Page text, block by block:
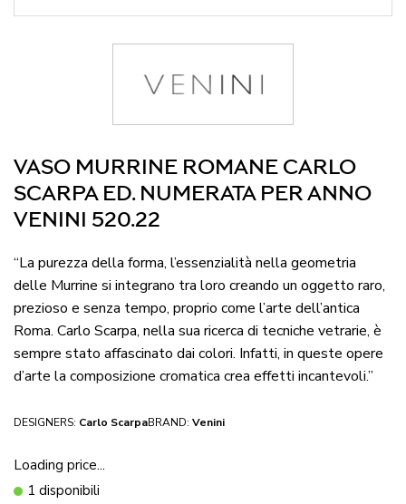
VASO MURRINE ROMANE CARLO
SCARPA ED. NUMERATA PER ANNO
VENINI 520.22
“La purezza della forma, l’essenzialità nella geometria
delle Murrine si integrano tra loro creando un oggetto raro,
prezioso e senza tempo, proprio come l’arte dell’antica
Roma. Carlo Scarpa, nella sua ricerca di tecniche vetrarie, è
sempre stato affascinato dai colori. Infatti, in queste opere
d’arte la composizione cromatica crea effetti incantevoli.”
DESIGNERS: Carlo ScarpaBRAND: Venini
Loading price...
1 disponibili